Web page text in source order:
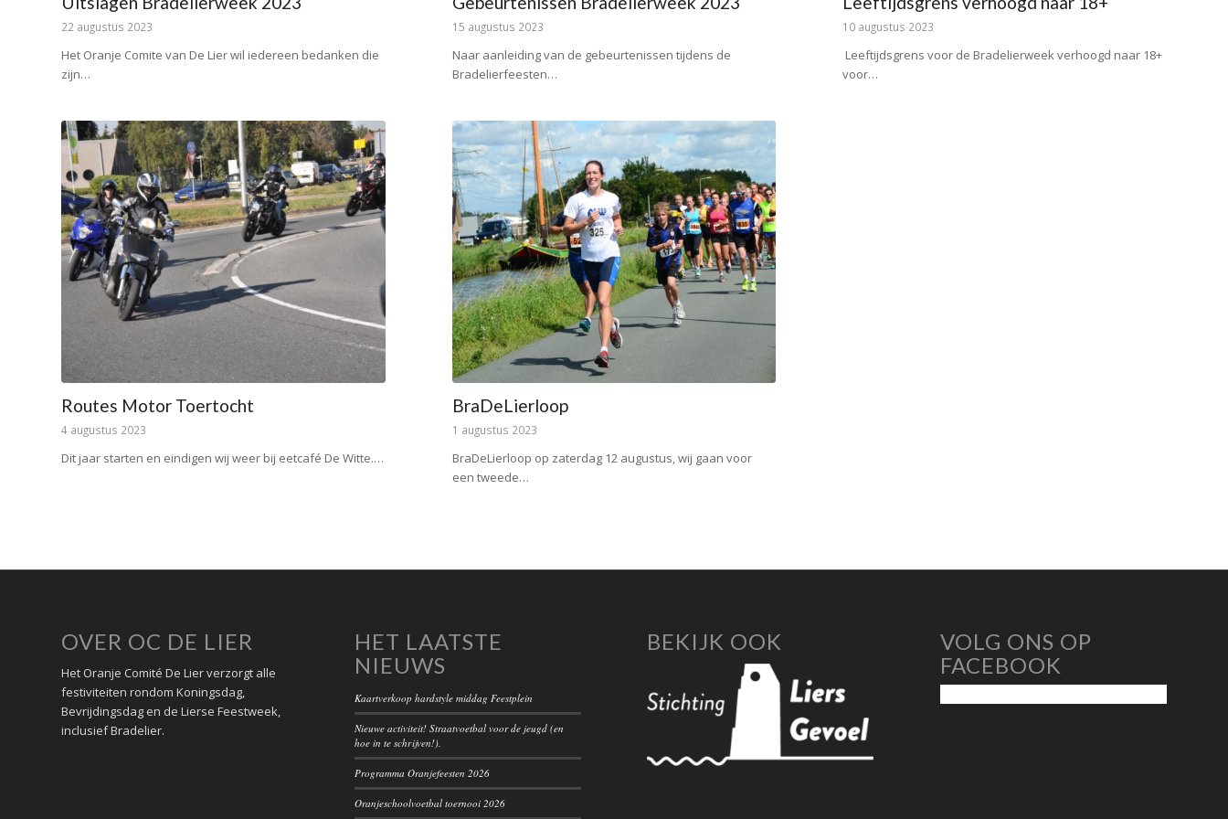
22 augustus 2023
Het Oranje Comite van De Lier wil iedereen bedanken die
zijn…
15 augustus 2023
Naar aanleiding van de gebeurtenissen tijdens de
Bradelierfeesten…
10 augustus 2023
Leeftijdsgrens voor de Bradelierweek verhoogd naar 18+
voor…
Routes Motor Toertocht
4 augustus 2023
Dit jaar starten en eindigen wij weer bij eetcafé De Witte.…
BraDeLierloop
1 augustus 2023
BraDeLierloop op zaterdag 12 augustus, wij gaan voor
een tweede…
OVER OC DE LIER
Het Oranje Comité De Lier verzorgt alle
festiviteiten rondom Koningsdag,
Bevrijdingsdag en de Lierse Feestweek,
inclusief Bradelier.
HET LAATSTE
NIEUWS
Kaartverkoop hardstyle middag Feestplein
Nieuwe activiteit! Straatvoetbal voor de jeugd (en
hoe in te schrijven!).
Programma Oranjefeesten 2026
Oranjeschoolvoetbal toernooi 2026
BEKIJK OOK
VOLG ONS OP
FACEBOOK